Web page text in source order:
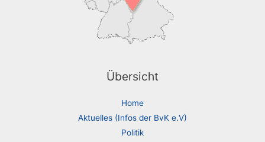
Übersicht
Home
Aktuelles (Infos der BvK e.V)
Politik